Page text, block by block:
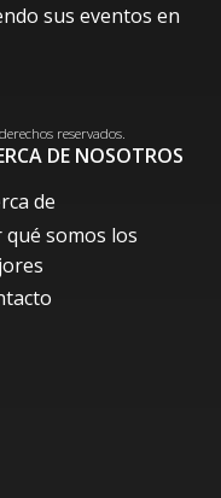
sus eventos en
reservados.
DE NOSOTROS
de
qué somos los